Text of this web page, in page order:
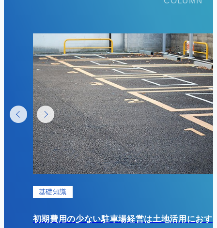
基礎知識
初期費用の少ない駐車場経営は土地活用におす